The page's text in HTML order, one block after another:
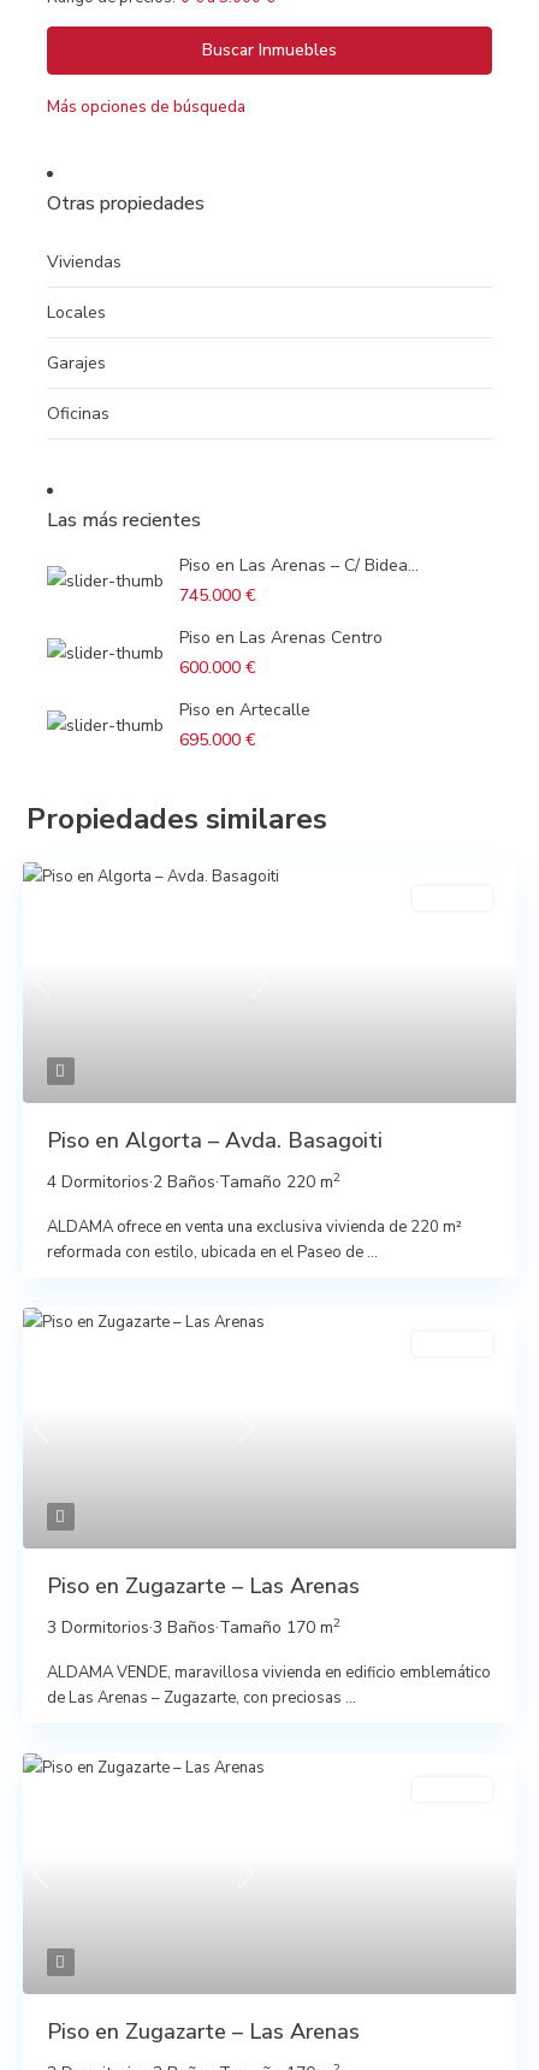
Más opciones de búsqueda
Otras propiedades
Viviendas
Locales
Garajes
Oficinas
Las más recientes
Piso en Las Arenas – C/ Bidea...
745.000 €
Piso en Las Arenas Centro
600.000 €
Piso en Artecalle
695.000 €
Propiedades similares
Piso en Algorta – Avda. Basagoiti
4 Dormitorios·2 Baños·Tamaño 220 m2
ALDAMA ofrece en venta una exclusiva vivienda de 220 m²
reformada con estilo, ubicada en el Paseo de ...
Piso en Zugazarte – Las Arenas
3 Dormitorios·3 Baños·Tamaño 170 m2
ALDAMA VENDE, maravillosa vivienda en edificio emblemático
de Las Arenas – Zugazarte, con preciosas ...
Piso en Zugazarte – Las Arenas